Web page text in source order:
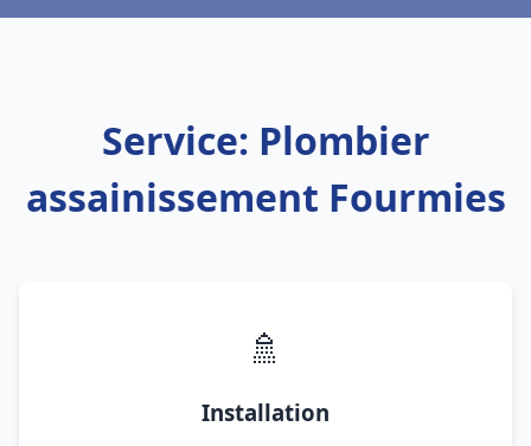
Service: Plombier
assainissement Fourmies
🚿
Installation